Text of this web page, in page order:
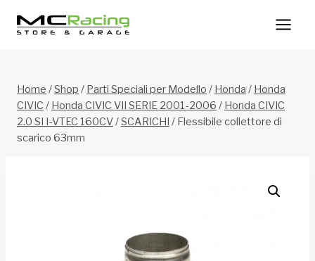
Home /Shop / Parti Speciali per Modello / Honda / Honda
CIVIC / Honda CIVIC VII SERIE 2001-2006 / Honda CIVIC
2.0 SI I-VTEC 160CV/SCARICHI / Flessibile collettore di
scarico 63mm